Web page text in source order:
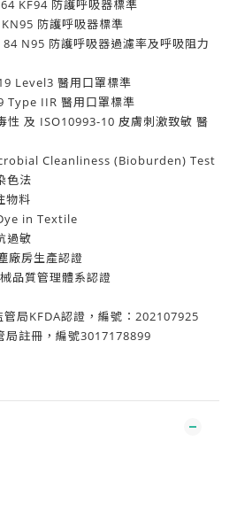
KF94 防護呼吸器標準
防護呼吸器標準
N95 防護呼吸器過濾率及呼吸阻力
Level3 醫用口罩標準
Type IIR 醫用口罩標準
性 及 ISO10993-10 皮膚刺激致敏 醫
Cleanliness (Bioburden) Test
色法
物料
in Textile
過敏
廠房生產認證
品質管理體系認證
管局KFDA認證，編號：202107925
局註冊，編號3017178899